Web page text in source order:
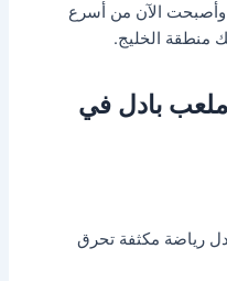
وأصبحت الآن من أسرع
منطقة الخليج.
بادل في
رياضة مكثفة تحرق